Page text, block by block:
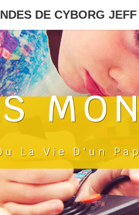
DE CYBORG JEFF
La Vie D'un